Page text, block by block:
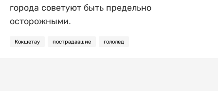
города советуют быть предельно
осторожными.
Кокшетау пострадавшие гололед